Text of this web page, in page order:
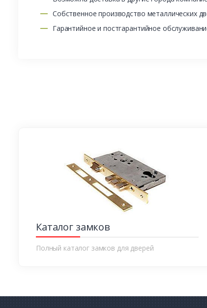
Собственное производство металлических
Гарантийное и постгарантийное
Каталог замков
Полный каталог замков для дверей